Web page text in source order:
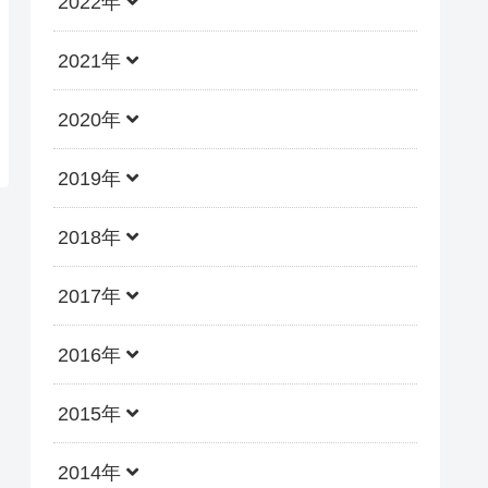
2021年
2020年
2019年
2018年
2017年
2016年
2015年
2014年